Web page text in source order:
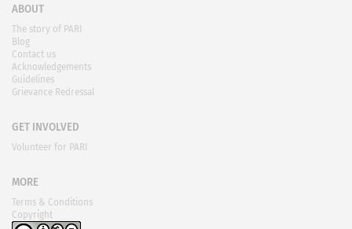
ABOUT
The story of PARI
Blog
Contact us
Acknowledgements
Guidelines
Grievance Redressal
GET INVOLVED
Volunteer for PARI
MORE
Terms & Conditions
Copyright